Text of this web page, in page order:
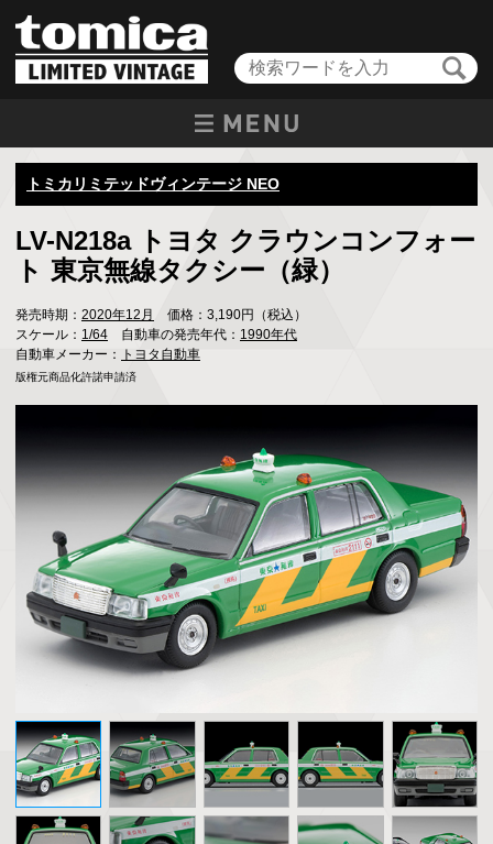
トミカリミテッドヴィンテージ NEO
LV-N218a トヨタ クラウンコンフォー
ト 東京無線タクシー（緑）
発売時期： 2020年12月
価格：3,190円（税込）
スケール： 1/64 自動車の発売年代： 1990年代
自動車メーカー：
トヨタ自動車
版権元商品化許諾申請済